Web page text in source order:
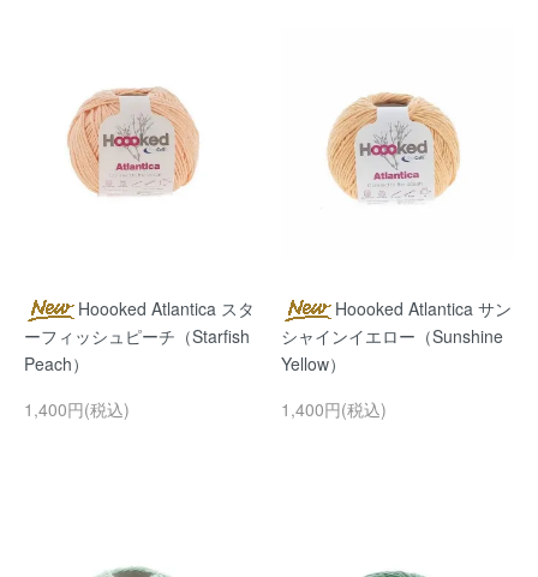
Hoooked Atlantica スタ
ーフィッシュピーチ（Starfish
Peach）
1,400円(税込)
Hoooked Atlantica サン
シャインイエロー（Sunshine
Yellow）
1,400円(税込)